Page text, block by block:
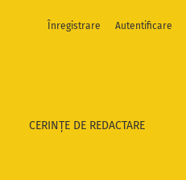
CERINȚE DE REDACTARE
Înregistrare Autentificare